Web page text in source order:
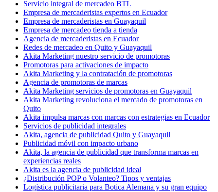
Servicio integral de mercadeo BTL
Empresa de mercaderistas expertos en Ecuador
Empresa de mercaderistas en Guayaquil
Empresa de mercadeo tienda a tienda
Agencia de mercaderistas en Ecuador
Redes de mercadeo en Quito y Guayaquil
Akita Marketing nuestro servicio de promotoras
Promotoras para activaciones de impacto
Akita Marketing y la contratación de promotoras
Agencia de promotoras de marcas
Akita Marketing servicios de promotoras en Guayaquil
Akita Marketing revoluciona el mercado de promotoras en
Quito
Akita impulsa marcas con marcas con estrategias en Ecuador
Servicios de publicidad integrales
Akita, agencia de publicidad Quito y Guayaquil
Publicidad móvil con impacto urbano
Akita, la agencia de publicidad que transforma marcas en
experiencias reales
Akita es la agencia de publicidad ideal
¿Distribución POP o Volanteo? Tipos y ventajas
Logística publicitaria para Botica Alemana y su gran equipo